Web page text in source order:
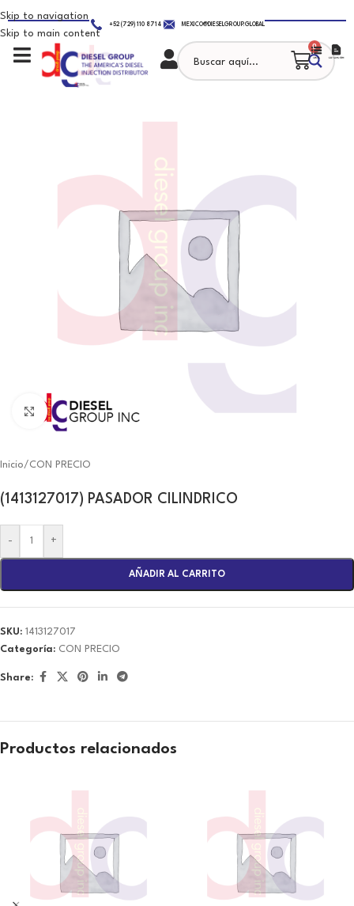
Skip to navigation
Skip to main content
+52 (729) 110 8714 MEXICO@DIESELGROUP.GLOBAL
0
Click to enlarge
Inicio/ CON PRECIO
(1413127017) PASADOR CILINDRICO
- +
AÑADIR AL CARRITO
SKU: 1413127017
Categoría: CON PRECIO
Share:
Productos relacionados